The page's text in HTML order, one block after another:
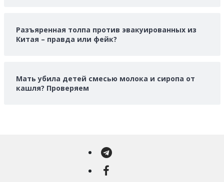
Разъяренная толпа против эвакуированных из
Китая – правда или фейк?
Мать убила детей смесью молока и сиропа от
кашля? Проверяем
Telegram
Facebook